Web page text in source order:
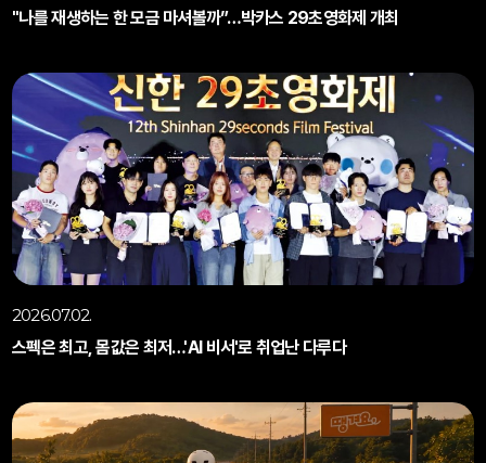
"나를 재생하는 한 모금 마셔볼까”…박카스 29초영화제 개최
2026.07.02.
스펙은 최고, 몸값은 최저…'AI 비서'로 취업난 다루다